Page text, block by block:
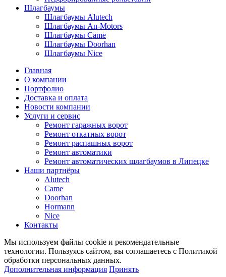
Шлагбаумы
Шлагбаумы Alutech
Шлагбаумы An-Motors
Шлагбаумы Came
Шлагбаумы Doorhan
Шлагбаумы Nice
Главная
О компании
Портфолио
Доставка и оплата
Новости компании
Услуги и сервис
Ремонт гаражных ворот
Ремонт откатных ворот
Ремонт распашных ворот
Ремонт автоматики
Ремонт автоматических шлагбаумов в Липецке
Наши партнёры
Alutech
Came
Doorhan
Hormann
Nice
Контакты
Мы используем файлы cookie и рекомендательные
технологии. Пользуясь сайтом, вы соглашаетесь с Политикой
обработки персональных данных.
Дополнительная информация Принять